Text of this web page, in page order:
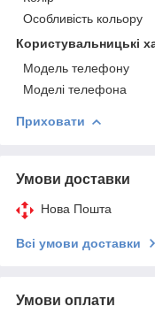
Особливість кольору
Користувальницькі
Модель телефону
Моделі телефона
Приховати
Умови доставки
Нова Пошта
Всі умови доставки
Умови оплати